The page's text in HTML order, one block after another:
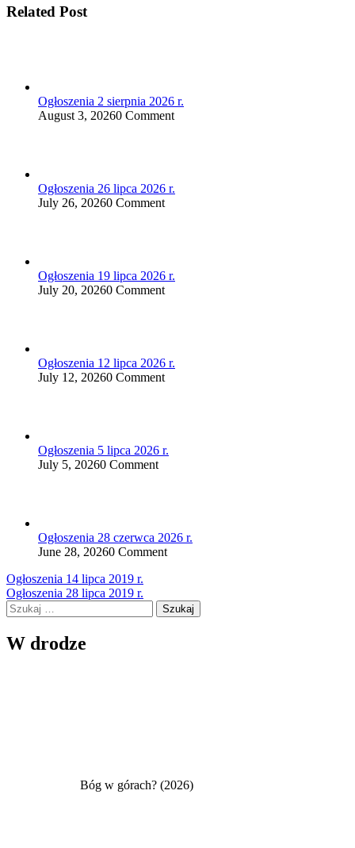
Related Post
Ogłoszenia 2 sierpnia 2026 r.
August 3, 20260 Comment
Ogłoszenia 26 lipca 2026 r.
July 26, 20260 Comment
Ogłoszenia 19 lipca 2026 r.
July 20, 20260 Comment
Ogłoszenia 12 lipca 2026 r.
July 12, 20260 Comment
Ogłoszenia 5 lipca 2026 r.
July 5, 20260 Comment
Ogłoszenia 28 czerwca 2026 r.
June 28, 20260 Comment
Nawigacja
wpisu
Ogłoszenia 14 lipca 2019 r.
Ogłoszenia 28 lipca 2019 r.
Szukaj:
W drodze
Bóg w górach? (2026)